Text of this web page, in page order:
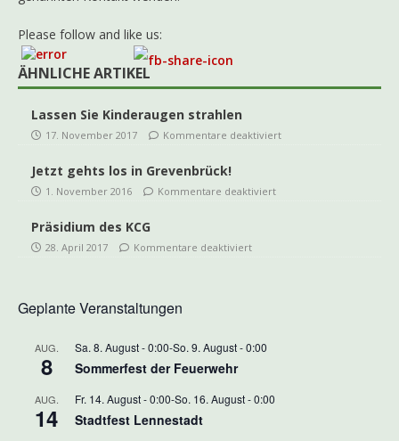
Please follow and like us:
ÄHNLICHE ARTIKEL
Lassen Sie Kinderaugen strahlen
17. November 2017 Kommentare deaktiviert
Jetzt gehts los in Grevenbrück!
1. November 2016 Kommentare deaktiviert
Präsidium des KCG
28. April 2017 Kommentare deaktiviert
Geplante Veranstaltungen
AUG.
8
Sa. 8. August - 0:00-So. 9. August - 0:00
Sommerfest der Feuerwehr
AUG.
14
Fr. 14. August - 0:00-So. 16. August - 0:00
Stadtfest Lennestadt